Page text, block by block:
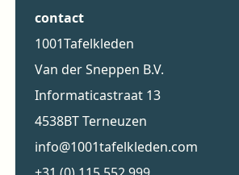
contact
1001Tafelkleden
Van der Sneppen B.V.
Informaticastraat 13
4538BT Terneuzen
info@1001tafelkleden.com